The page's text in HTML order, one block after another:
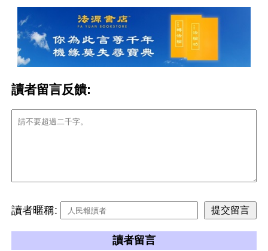
讀者留言反饋:
讀者暱稱:
讀者留言